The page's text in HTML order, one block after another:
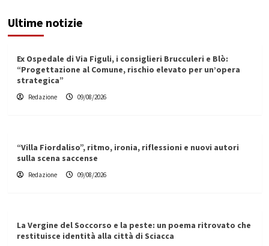
Ultime notizie
Ex Ospedale di Via Figuli, i consiglieri Brucculeri e Blò:
“Progettazione al Comune, rischio elevato per un’opera
strategica”
Redazione 09/08/2026
“Villa Fiordaliso”, ritmo, ironia, riflessioni e nuovi autori
sulla scena saccense
Redazione 09/08/2026
La Vergine del Soccorso e la peste: un poema ritrovato che
restituisce identità alla città di Sciacca